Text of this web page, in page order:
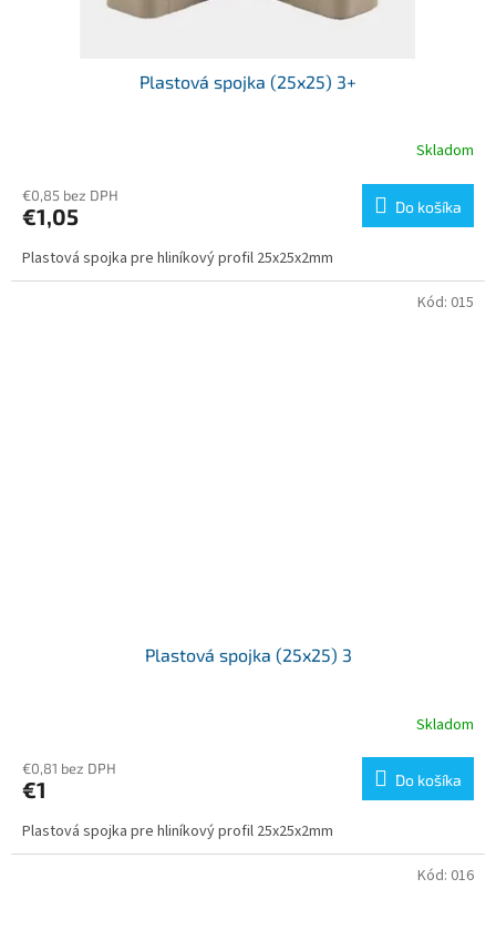
Plastová spojka (25x25) 3+
Skladom
€0,85 bez DPH
€1,05 Do košíka
Plastová spojka pre hliníkový profil 25x25x2mm
Plastová spojka (25x25) 3
Skladom
€0,81 bez DPH
€1 Do košíka
Plastová spojka pre hliníkový profil 25x25x2mm
Kód: 015
Kód: 016